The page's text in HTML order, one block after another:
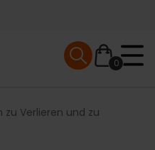
0
Mobile menu
zu Verlieren und zu